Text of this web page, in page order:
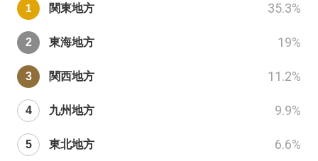
関東地方 35.3%
東海地方 19%
関西地方 11.2%
九州地方 9.9%
東北地方 6.6%